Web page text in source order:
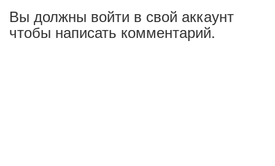
Вы должны войти в свой аккаунт
чтобы написать комментарий.